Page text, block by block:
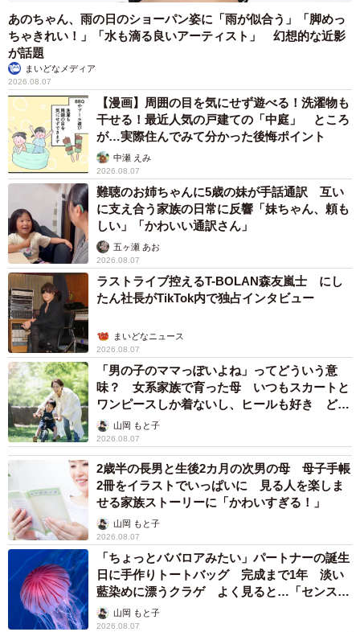
4/7
虚無な表情で無防備な姿のポメリーくん（提供：ポメラニアンのポメリ
ーさん）
あのちゃん、雨の日のショーパン姿に「雨が似合う」「脚めっ
ちゃきれい！」「水も滴る良いアーティスト」 幻想的な近影
が話題
まいどなメディア
2026.08.07
【漫画】周囲の目を気にせず遊べる！洗濯物も
干せる！最近人気の戸建ての「中庭」 ところ
が…実際住んでみて分かった後悔ポイント
中瀬 えみ
2026.08.07
難聴のお姉ちゃんに5歳の妹が手話通訳 互い
に支え合う家族の日常に反響「妹ちゃん、頼も
しい」「かわいい通訳さん」
五ヶ瀬 あお
2026.08.07
ラストライブ控えるT-BOLAN森友嵐士 にし
たん社長がTikTok内で独占インタビュー
まいどなニュース
2026.08.07
「男の子のママっぽいよね」ってどういう意
味？ 女系家族で育った母 いつもスカートと
ワンピースしか着ないし、ヒールも好き どの
へんが…
山岡 もと子
2026.08.07
2歳半の長男と生後2カ月の次男の母 母子手帳
2冊をイラストでいっぱいに 見る人を楽しま
せる家族ストーリーに「かわいすぎる！」
山岡 もと子
2026.08.07
「ちょっとババロアみたい」パートナーの誕生
日に手作りトートバッグ 完成まで1年 淡い
藍染めに漂うクラゲ よく見ると…「センスす
ごい」山岡 もと子
2026.08.07